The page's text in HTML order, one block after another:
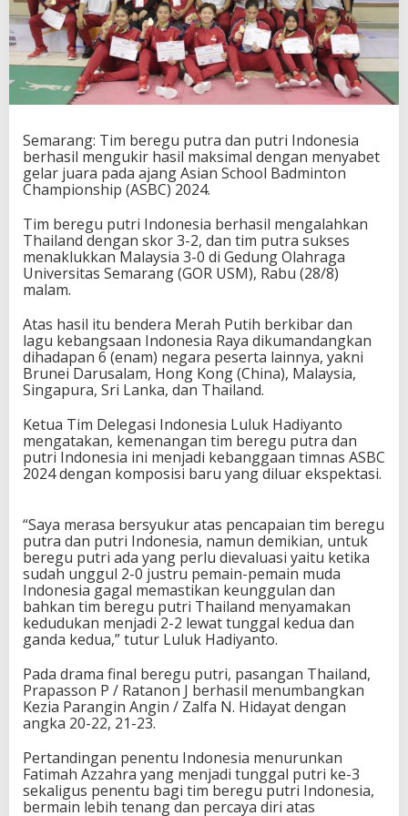
t
r
i
I
n
d
o
e
s
i
a
e
o
l
G
e
l
a
u
a
r
a
P
d
a
P
e
r
h
e
l
a
a
n
A
C
2
0
2
Semarang: Tim beregu putra dan putri Indonesia
berhasil mengukir hasil maksimal dengan menyabet
gelar juara pada ajang Asian School Badminton
Championship (ASBC) 2024.
Tim beregu putri Indonesia berhasil mengalahkan
Thailand dengan skor 3-2, dan tim putra sukses
menaklukkan Malaysia 3-0 di Gedung Olahraga
Universitas Semarang (GOR USM), Rabu (28/8)
malam.
Atas hasil itu bendera Merah Putih berkibar dan
lagu kebangsaan Indonesia Raya dikumandangkan
dihadapan 6 (enam) negara peserta lainnya, yakni
Brunei Darusalam, Hong Kong (China), Malaysia,
Singapura, Sri Lanka, dan Thailand.
Ketua Tim Delegasi Indonesia Luluk Hadiyanto
mengatakan, kemenangan tim beregu putra dan
putri Indonesia ini menjadi kebanggaan timnas ASBC
2024 dengan komposisi baru yang diluar ekspektasi.
“Saya merasa bersyukur atas pencapaian tim beregu
putra dan putri Indonesia, namun demikian, untuk
beregu putri ada yang perlu dievaluasi yaitu ketika
sudah unggul 2-0 justru pemain-pemain muda
Indonesia gagal memastikan keunggulan dan
bahkan tim beregu putri Thailand menyamakan
kedudukan menjadi 2-2 lewat tunggal kedua dan
ganda kedua,” tutur Luluk Hadiyanto.
Pada drama final beregu putri, pasangan Thailand,
Prapasson P / Ratanon J berhasil menumbangkan
Kezia Parangin Angin / Zalfa N. Hidayat dengan
angka 20-22, 21-23.
Pertandingan penentu Indonesia menurunkan
Fatimah Azzahra yang menjadi tunggal putri ke-3
sekaligus penentu bagi tim beregu putri Indonesia,
bermain lebih tenang dan percaya diri atas